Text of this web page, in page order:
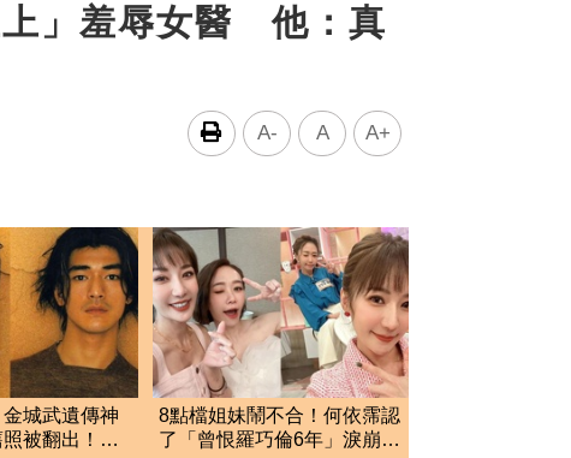
上」羞辱女醫 他：真
A- A A+
金城武遺傳神
被翻出！五
8點檔姐妹鬧不合！何依霈認
了「曾恨羅巧倫6年」淚崩道